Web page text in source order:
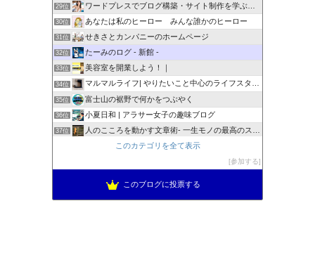
29位 ワードプレスでブログ構築・サイト制作を学ぶ初心者の為の忘備録
30位 あなたは私のヒーロー みんな誰かのヒーロー
31位 せきさとカンパニーのホームページ
32位 たーみのログ - 新館 -
33位 美容室を開業しよう！｜
34位 マルマルライフ| やりたいこと中心のライフスタイル
35位 富士山の裾野で何かをつぶやく
36位 小夏日和 | アラサー女子の趣味ブログ
37位 人のこころを動かす文章術- 一生モノの最高のスキル
Reason・・・まったり気の向くままに
このカテゴリを全て表示
参加する
このブログに投票する